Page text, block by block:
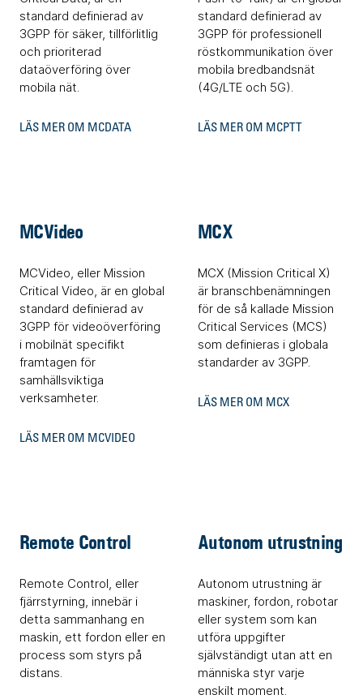
standard definierad av
3GPP för säker, tillförlitlig
och prioriterad
dataöverföring över
mobila nät.
LÄS MER OM MCDATA
standard definierad av
3GPP för professionell
röstkommunikation över
mobila bredbandsnät
(4G/LTE och 5G).
LÄS MER OM MCPTT
MCVideo
MCVideo, eller Mission
Critical Video, är en global
standard definierad av
3GPP för videoöverföring
i mobilnät specifikt
framtagen för
samhällsviktiga
verksamheter.
LÄS MER OM MCVIDEO
MCX
MCX (Mission Critical X)
är branschbenämningen
för de så kallade Mission
Critical Services (MCS)
som definieras i globala
standarder av 3GPP.
LÄS MER OM MCX
Remote Control
Remote Control, eller
fjärrstyrning, innebär i
detta sammanhang en
maskin, ett fordon eller en
process som styrs på
distans.
Autonom utrustning
Autonom utrustning är
maskiner, fordon, robotar
eller system som kan
utföra uppgifter
självständigt utan att en
människa styr varje
enskilt moment.